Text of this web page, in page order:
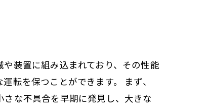
装置に組み込まれており、その性能
転を保つことができます。 まず、
な不具合を早期に発見し、大きな